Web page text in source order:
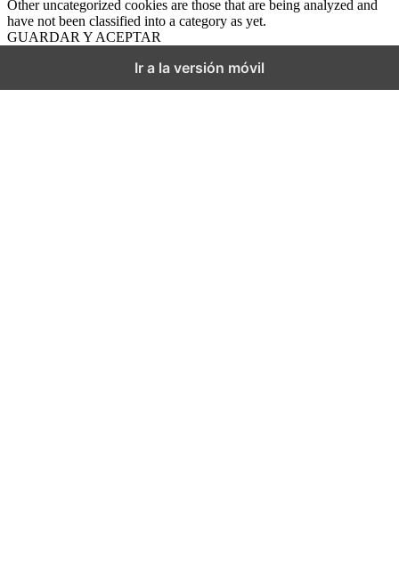
Other uncategorized cookies are those that are being analyzed and
have not been classified into a category as yet.
GUARDAR Y ACEPTAR
Ir a la versión móvil